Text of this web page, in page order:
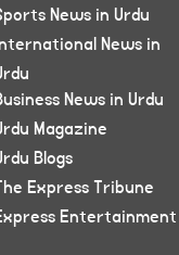
News in Urdu
News in
News in Urdu
Magazine
Blogs
Express Tribune
Entertainment